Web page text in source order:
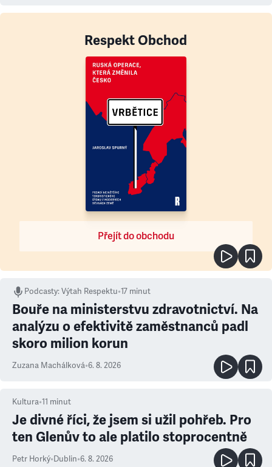
Respekt Obchod
Přejít do obchodu
Podcasty:Výtah Respektu•17 minut
Bouře na ministerstvu zdravotnictví. Na
analýzu o efektivitě zaměstnanců padl
skoro milion korun
Zuzana Machálková•6. 8. 2026
Kultura•11 minut
Je divné říci, že jsem si užil pohřeb. Pro
ten Glenův to ale platilo stoprocentně
Petr Horký•Dublin•6. 8. 2026